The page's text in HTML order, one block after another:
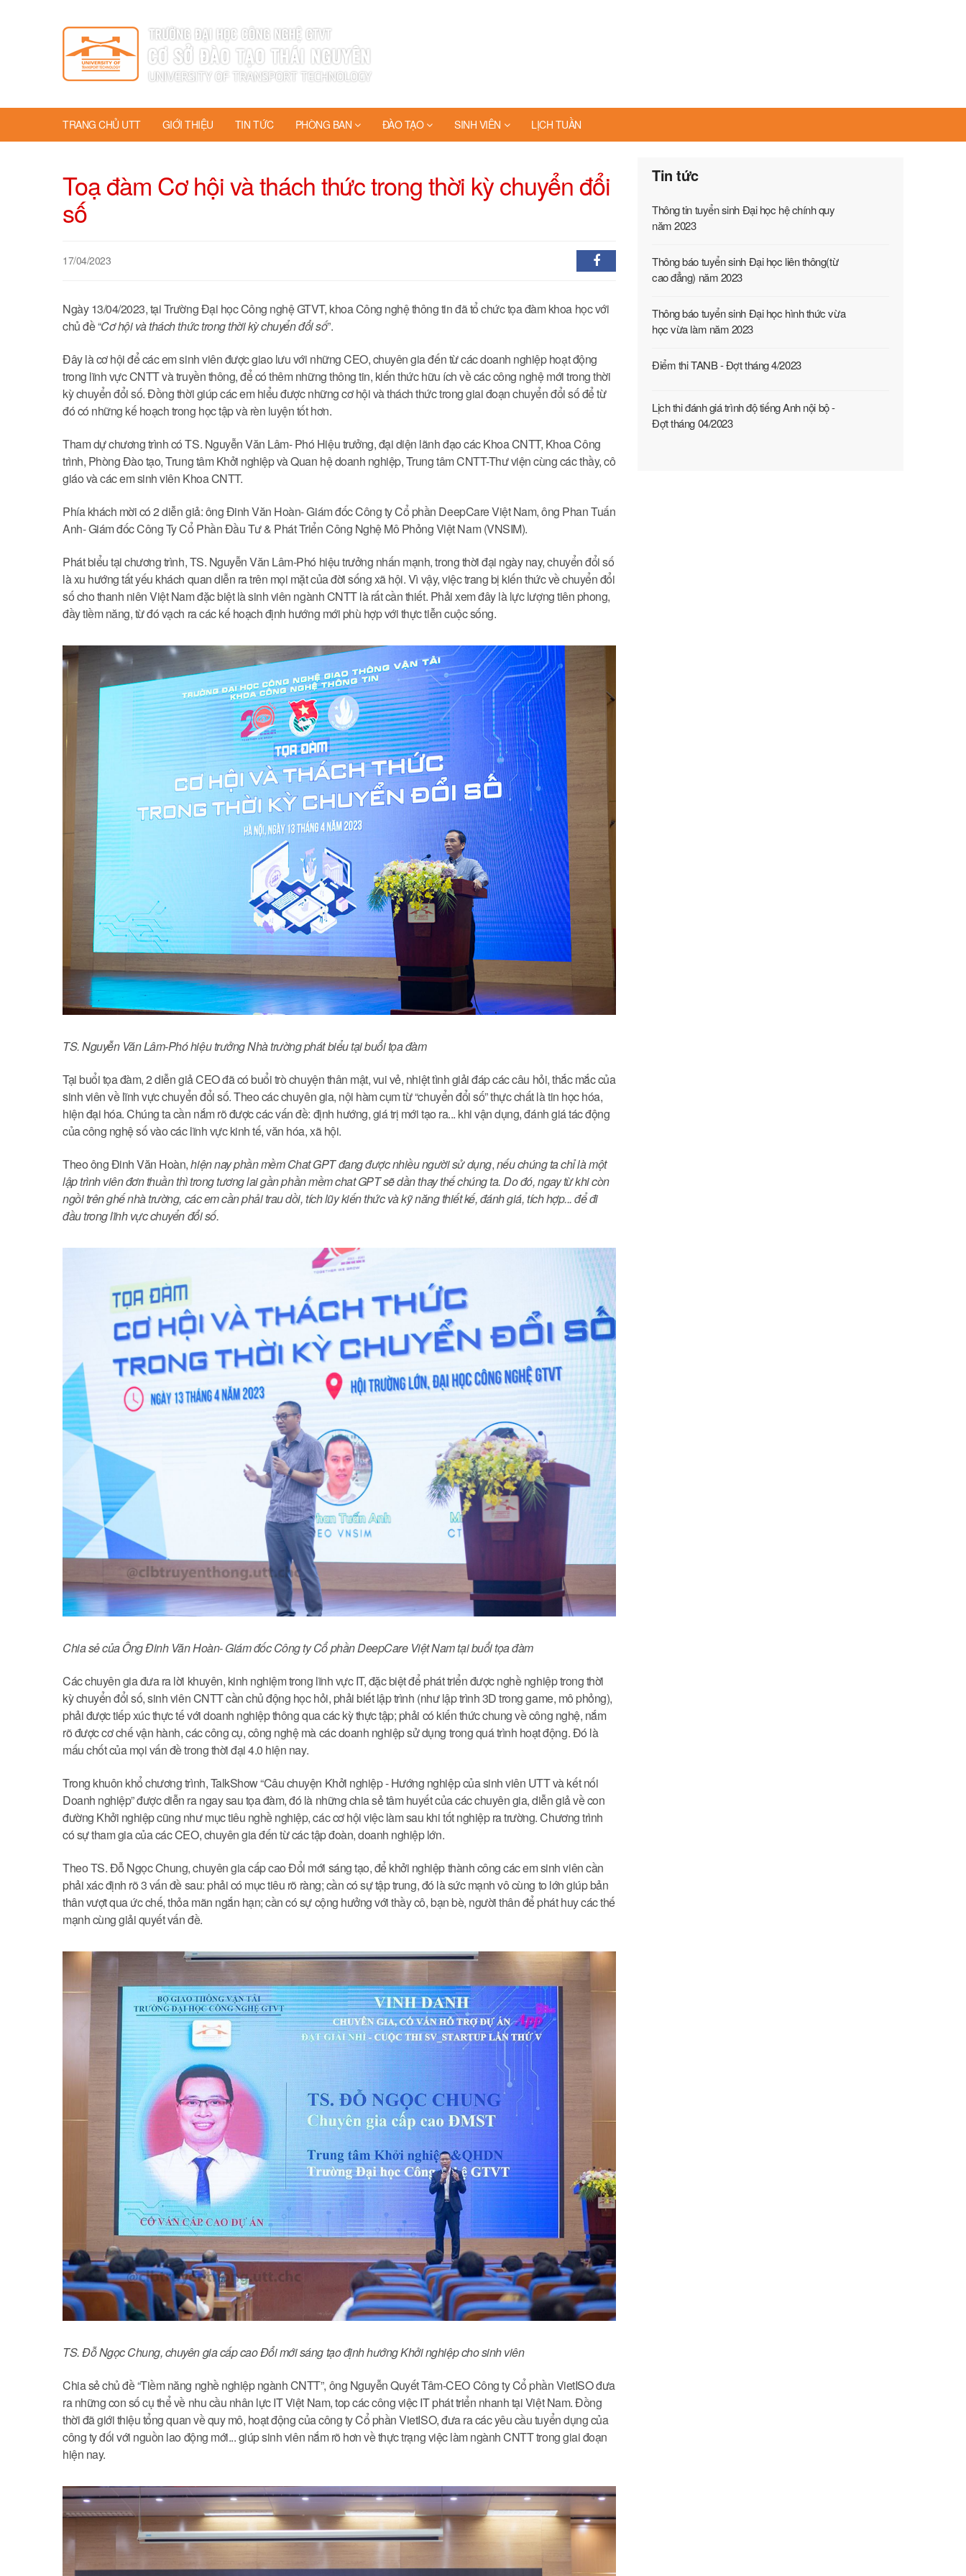
TRANG CHỦ UTT GIỚI THIỆU TIN TỨC PHÒNG BAN ĐÀO TẠO SINH VIÊN LỊCH TUẦN
Toạ đàm Cơ hội và thách thức trong thời kỳ chuyển đổi
số
17/04/2023
Ngày 13/04/2023, tại Trường Đại học Công nghệ GTVT, khoa Công nghệ thông tin đã tổ chức tọa đàm khoa học với
chủ đề “Cơ hội và thách thức trong thời kỳ chuyển đổi số”.
Đây là cơ hội để các em sinh viên được giao lưu với những CEO, chuyên gia đến từ các doanh nghiệp hoạt động
trong lĩnh vực CNTT và truyền thông, để có thêm những thông tin, kiến thức hữu ích về các công nghệ mới trong thời
kỳ chuyển đổi số. Đồng thời giúp các em hiểu được những cơ hội và thách thức trong giai đoạn chuyển đổi số để từ
đó có những kế hoạch trong học tập và rèn luyện tốt hơn.
Tham dự chương trình có TS. Nguyễn Văn Lâm- Phó Hiệu trưởng, đại diện lãnh đạo các Khoa CNTT, Khoa Công
trình, Phòng Đào tạo, Trung tâm Khởi nghiệp và Quan hệ doanh nghiệp, Trung tâm CNTT-Thư viện cùng các thầy, cô
giáo và các em sinh viên Khoa CNTT.
Phía khách mời có 2 diễn giả: ông Đinh Văn Hoàn- Giám đốc Công ty Cổ phần DeepCare Việt Nam, ông Phan Tuấn
Anh- Giám đốc Công Ty Cổ Phần Đầu Tư & Phát Triển Công Nghệ Mô Phỏng Việt Nam (VNSIM).
Phát biểu tại chương trình, TS. Nguyễn Văn Lâm-Phó hiệu trưởng nhấn mạnh, trong thời đại ngày nay, chuyển đổi số
là xu hướng tất yếu khách quan diễn ra trên mọi mặt của đời sống xã hội. Vì vậy, việc trang bị kiến thức về chuyển đổi
số cho thanh niên Việt Nam đặc biệt là sinh viên ngành CNTT là rất cần thiết. Phải xem đây là lực lượng tiên phong,
đầy tiềm năng, từ đó vạch ra các kế hoạch định hướng mới phù hợp với thực tiễn cuộc sống.
TS. Nguyễn Văn Lâm-Phó hiệu trưởng Nhà trường phát biểu tại buổi tọa đàm
Tại buổi tọa đàm, 2 diễn giả CEO đã có buổi trò chuyện thân mật, vui vẻ, nhiệt tình giải đáp các câu hỏi, thắc mắc của
sinh viên về lĩnh vực chuyển đổi số. Theo các chuyên gia, nội hàm cụm từ “chuyển đổi số” thực chất là tin học hóa,
hiện đại hóa. Chúng ta cần nắm rõ được các vấn đề: định hướng, giá trị mới tạo ra... khi vận dụng, đánh giá tác động
của công nghệ số vào các lĩnh vực kinh tế, văn hóa, xã hội.
Theo ông Đinh Văn Hoàn,hiện nay phần mềm Chat GPT đang được nhiều người sử dụng,nếu chúng ta chỉ là một
lập trình viên đơn thuần thì trong tương lai gần phần mềm chat GPT sẽ dần thay thế chúng ta. Do đó, ngay từ khi còn
ngồi trên ghế nhà trường, các em cần phải trau dồi, tích lũy kiến thức và kỹ năng thiết kế, đánh giá, tích hợp... để đi
đầu trong lĩnh vực chuyển đổi số.
Chia sẻ của Ông Đinh Văn Hoàn- Giám đốc Công ty Cổ phần DeepCare Việt Nam tại buổi tọa đàm
Các chuyên gia đưa ra lời khuyên, kinh nghiệm trong lĩnh vực IT, đặc biệt để phát triển được nghề nghiệp trong thời
kỳ chuyển đổi số, sinh viên CNTT cần chủ động học hỏi, phải biết lập trình (như lập trình 3D trong game, mô phỏng),
phải được tiếp xúc thực tế với doanh nghiệp thông qua các kỳ thực tập; phải có kiến thức chung về công nghệ, nắm
rõ được cơ chế vận hành, các công cụ, công nghệ mà các doanh nghiệp sử dụng trong quá trình hoạt động. Đó là
mấu chốt của mọi vấn đề trong thời đại 4.0 hiện nay.
Trong khuôn khổ chương trình, TalkShow “Câu chuyện Khởi nghiệp - Hướng nghiệp của sinh viên UTT và kết nối
Doanh nghiệp” được diễn ra ngay sau tọa đàm, đó là những chia sẻ tâm huyết của các chuyên gia, diễn giả về con
đường Khởi nghiệp cũng như mục tiêu nghề nghiệp, các cơ hội việc làm sau khi tốt nghiệp ra trường. Chương trình
có sự tham gia của các CEO, chuyên gia đến từ các tập đoàn, doanh nghiệp lớn.
Theo TS. Đỗ Ngọc Chung, chuyên gia cấp cao Đổi mới sáng tạo, để khởi nghiệp thành công các em sinh viên cần
phải xác định rõ 3 vấn đề sau: phải có mục tiêu rõ ràng; cần có sự tập trung, đó là sức mạnh vô cùng to lớn giúp bản
thân vượt qua ức chế, thỏa mãn ngắn hạn; cần có sự cộng hưởng với thầy cô, bạn bè, người thân để phát huy các thế
mạnh cùng giải quyết vấn đề.
TS. Đỗ Ngọc Chung, chuyên gia cấp cao Đổi mới sáng tạo định hướng Khởi nghiệp cho sinh viên
Chia sẻ chủ đề “Tiềm năng nghề nghiệp ngành CNTT”, ông Nguyễn Quyết Tâm-CEO Công ty Cổ phần VietISO đưa
ra những con số cụ thể về nhu cầu nhân lực IT Việt Nam, top các công việc IT phát triển nhanh tại Việt Nam. Đồng
thời đã giới thiệu tổng quan về quy mô, hoạt động của công ty Cổ phần VietISO, đưa ra các yêu cầu tuyển dụng của
công ty đối với nguồn lao động mới... giúp sinh viên nắm rõ hơn về thực trạng việc làm ngành CNTT trong giai đoạn
hiện nay.
Tin tức
Thông tin tuyển sinh Đại học hệ chính quy
năm 2023
Thông báo tuyển sinh Đại học liên thông(từ
cao đẳng) năm 2023
Thông báo tuyển sinh Đại học hình thức vừa
học vừa làm năm 2023
Điểm thi TANB - Đợt tháng 4/2023
Lịch thi đánh giá trình độ tiếng Anh nội bộ -
Đợt tháng 04/2023